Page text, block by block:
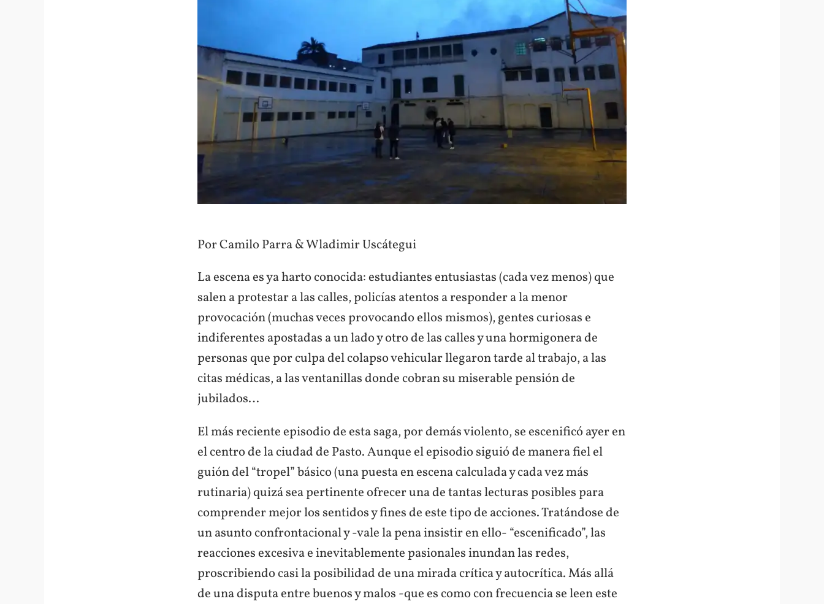
Por Camilo Parra & Wladimir Uscátegui
La escena es ya harto conocida: estudiantes entusiastas (cada vez menos) que
salen a protestar a las calles, policías atentos a responder a la menor
provocación (muchas veces provocando ellos mismos), gentes curiosas e
indiferentes apostadas a un lado y otro de las calles y una hormigonera de
personas que por culpa del colapso vehicular llegaron tarde al trabajo, a las
citas médicas, a las ventanillas donde cobran su miserable pensión de
jubilados…
El más reciente episodio de esta saga, por demás violento, se escenificó ayer en
el centro de la ciudad de Pasto. Aunque el episodio siguió de manera fiel el
guión del “tropel” básico (una puesta en escena calculada y cada vez más
rutinaria) quizá sea pertinente ofrecer una de tantas lecturas posibles para
comprender mejor los sentidos y fines de este tipo de acciones. Tratándose de
un asunto confrontacional y -vale la pena insistir en ello- “escenificado”, las
reacciones excesiva e inevitablemente pasionales inundan las redes,
proscribiendo casi la posibilidad de una mirada crítica y autocrítica. Más allá
de una disputa entre buenos y malos -que es como con frecuencia se leen este